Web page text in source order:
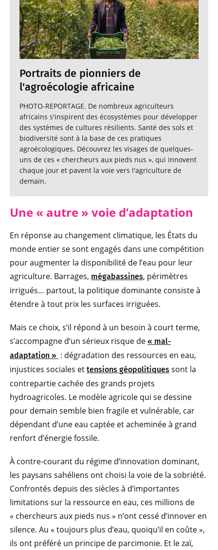
Portraits de pionniers de
l'agroécologie africaine
PHOTO-REPORTAGE. De nombreux agriculteurs
africains s'inspirent des écosystèmes pour développer
des systèmes de cultures résilients. Santé des sols et
biodiversité sont à la base de ces pratiques
agroécologiques. Découvrez les visages de quelques-
uns de ces « chercheurs aux pieds nus », qui innovent
chaque jour et pavent la voie vers l'agriculture de
demain.
Une « autre » voie d’adaptation
En réponse au changement climatique, les États du
monde entier se sont engagés dans une compétition
pour augmenter la disponibilité de l’eau pour leur
agriculture. Barrages, mégabassines, périmètres
irrigués… partout, la politique dominante consiste à
étendre à tout prix les surfaces irriguées.
Mais ce choix, s’il répond à un besoin à court terme,
s’accompagne d’un sérieux risque de « mal-
adaptation » : dégradation des ressources en eau,
injustices sociales et tensions géopolitiques sont la
contrepartie cachée des grands projets
hydroagricoles. Le modèle agricole qui se dessine
pour demain semble bien fragile et vulnérable, car
dépendant d’une eau captée et acheminée à grand
renfort d’énergie fossile.
À contre-courant du régime d’innovation dominant,
les paysans sahéliens ont choisi la voie de la sobriété.
Confrontés depuis des siècles à d’importantes
limitations sur la ressource en eau, ces millions de
« chercheurs aux pieds nus » n’ont cessé d’innover en
silence. Au « toujours plus d’eau, quoiqu’il en coûte »,
ils ont préféré un principe de parcimonie. Et le zaï,